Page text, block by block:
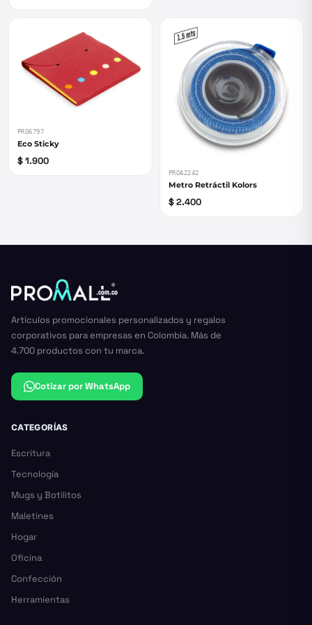
PRO6797
Eco Sticky
$ 1.900
PROA2242
Metro Retráctil Kolors
$ 2.400
Artículos promocionales personalizados y regalos
corporativos para empresas en Colombia. Más de
4.700 productos con tu marca.
Cotizar por WhatsApp
CATEGORÍAS
Escritura
Tecnología
Mugs y Botilitos
Maletines
Hogar
Oficina
Confección
Herramientas